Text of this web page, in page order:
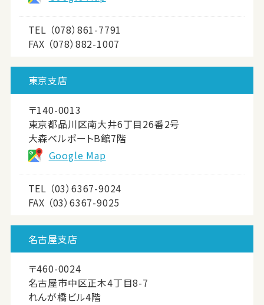
TEL （078）861-7791
FAX （078）882-1007
東京支店
〒140-0013
東京都品川区南大井6丁目26番2号
大森ベルポートB館7階
Google Map
TEL （03）6367-9024
FAX （03）6367-9025
名古屋支店
〒460-0024
名古屋市中区正木4丁目8-7
れんが橋ビル4階